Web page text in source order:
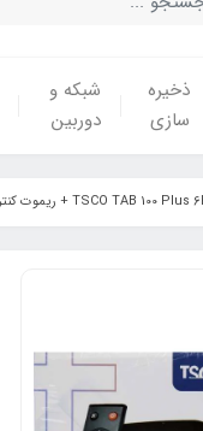
ذخیره
سازی
شبکه و
دوربین